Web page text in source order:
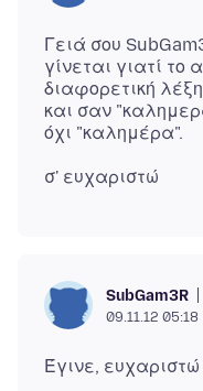
Γειά σου
γίνεται γιατί το
διαφορετική
και σαν
SubGam3R
09.11.12 05:18